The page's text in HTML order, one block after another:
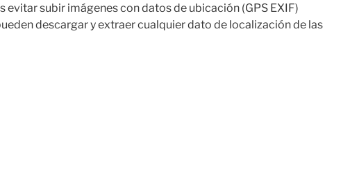
evitar subir imágenes con datos de ubicación (GPS EXIF)
descargar y extraer cualquier dato de localización de las